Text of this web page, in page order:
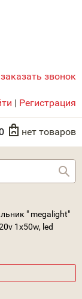
заказать звонок
| Регистрация
нет товаров
" megalight"
1x50w, led